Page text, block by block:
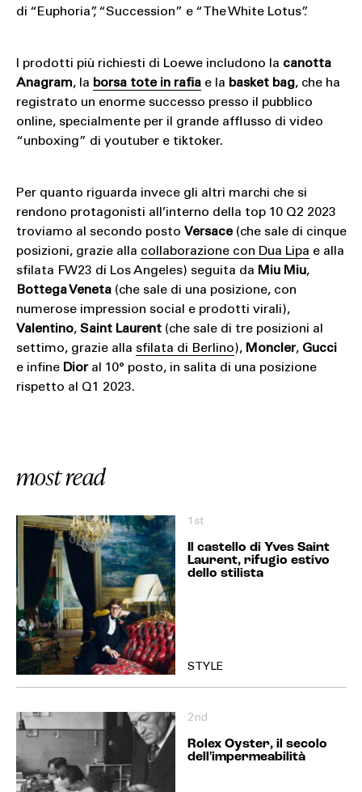
di “Euphoria”, “Succession” e “The White Lotus”.
I prodotti più richiesti di Loewe includono la canotta
Anagram, la borsa tote in rafiae la basket bag, che ha
registrato un enorme successo presso il pubblico
online, specialmente per il grande afflusso di video
“unboxing” di youtuber e tiktoker.
Per quanto riguarda invece gli altri marchi che si
rendono protagonisti all’interno della top 10 Q2 2023
troviamo al secondo posto Versace(che sale di cinque
posizioni, grazie alla collaborazione con Dua Lipa e alla
sfilata FW23 di Los Angeles) seguita da Miu Miu,
Bottega Veneta(che sale di una posizione, con
numerose impression social e prodotti virali),
Valentino, Saint Laurent (che sale di tre posizioni al
settimo, grazie alla sfilata di Berlino), Moncler, Gucci
e infine Dioral 10° posto, in salita di una posizione
rispetto al Q1 2023.
most read
1st
Il castello di Yves Saint
Laurent, rifugio estivo
dello stilista
STYLE
2nd
Rolex Oyster, il secolo
dell'impermeabilità